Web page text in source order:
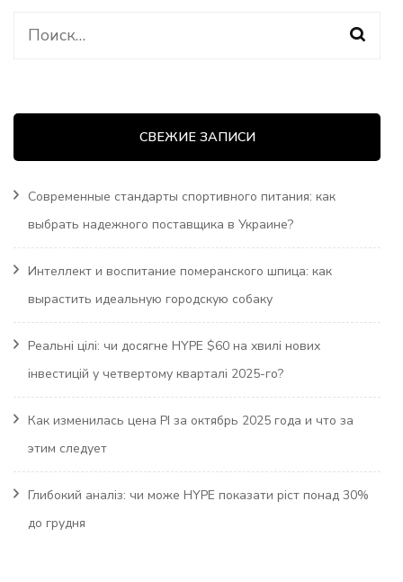
Найти:
СВЕЖИЕ ЗАПИСИ
Современные стандарты спортивного питания: как
выбрать надежного поставщика в Украине?
Интеллект и воспитание померанского шпица: как
вырастить идеальную городскую собаку
Реальні цілі: чи досягне HYPE $60 на хвилі нових
інвестицій у четвертому кварталі 2025-го?
Как изменилась цена PI за октябрь 2025 года и что за
этим следует
Глибокий аналіз: чи може HYPE показати ріст понад 30%
до грудня